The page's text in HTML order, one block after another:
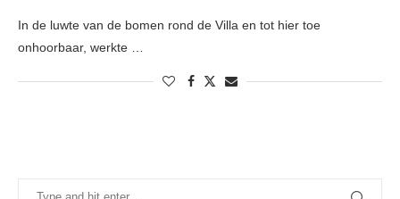
In de luwte van de bomen rond de Villa en tot hier toe
onhoorbaar, werkte …